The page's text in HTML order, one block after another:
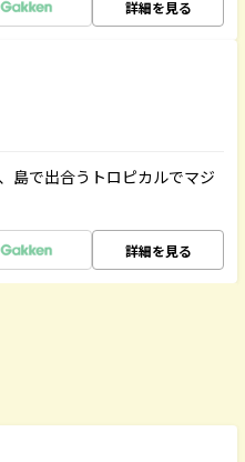
詳細を見る
島で出合うトロピカルでマジ
詳細を見る